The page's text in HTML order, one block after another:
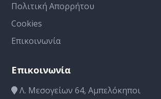
Πολιτική Απορρήτου
Cookies
Επικοινωνία
Επικοινωνία
Λ. Μεσογείων 64, Αμπελόκηποι